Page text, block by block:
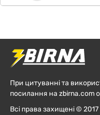
При цитуванні та
посилання на zbirna.com
Всі права захищені ©